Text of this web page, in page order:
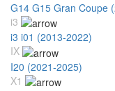
G14 G15 Gran Coupe
i3
i3 i01 (2013-2022)
IX
I20 (2021-2025)
X1